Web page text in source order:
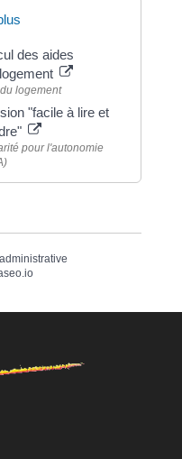
des aides
logement
"facile à lire et
pour l'autonomie